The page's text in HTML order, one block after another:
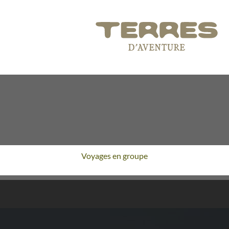
Voyages en groupe